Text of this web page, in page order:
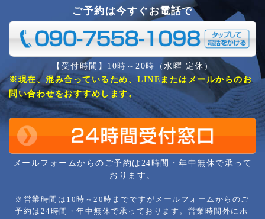
ご予約は今すぐお電話で
【受付時間】10時～20時（水曜 定休）
※現在、混み合っているため、LINEまたはメールからのお
問い合わせをおすすめします。
メールフォームからのご予約は24時間・年中無休で承って
おります。
※営業時間は10時～20時までですがメールフォームからのご
予約は24時間・年中無休で承っております。営業時間外にホ